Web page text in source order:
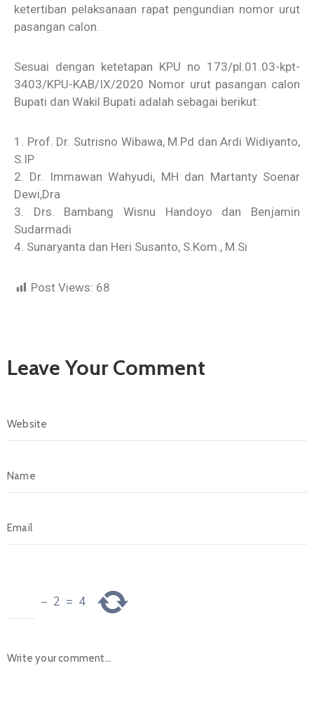
ketertiban pelaksanaan rapat pengundian nomor urut
pasangan calon.
Sesuai dengan ketetapan KPU no 173/pl.01.03-kpt-
3403/KPU-KAB/IX/2020 Nomor urut pasangan calon
Bupati dan Wakil Bupati adalah sebagai berikut:
1. Prof. Dr. Sutrisno Wibawa, M.Pd dan Ardi Widiyanto,
S.IP
2. Dr. Immawan Wahyudi, MH dan Martanty Soenar
Dewi,Dra
3. Drs. Bambang Wisnu Handoyo dan Benjamin
Sudarmadi
4. Sunaryanta dan Heri Susanto, S.Kom., M.Si
Post Views: 68
Leave Your Comment
− 2 = 4